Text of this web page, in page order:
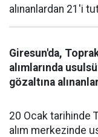
alınanlardan 21'i
Giresun'da,
alımlarında
gözaltına
20 Ocak tarihinde
alım merkezinde